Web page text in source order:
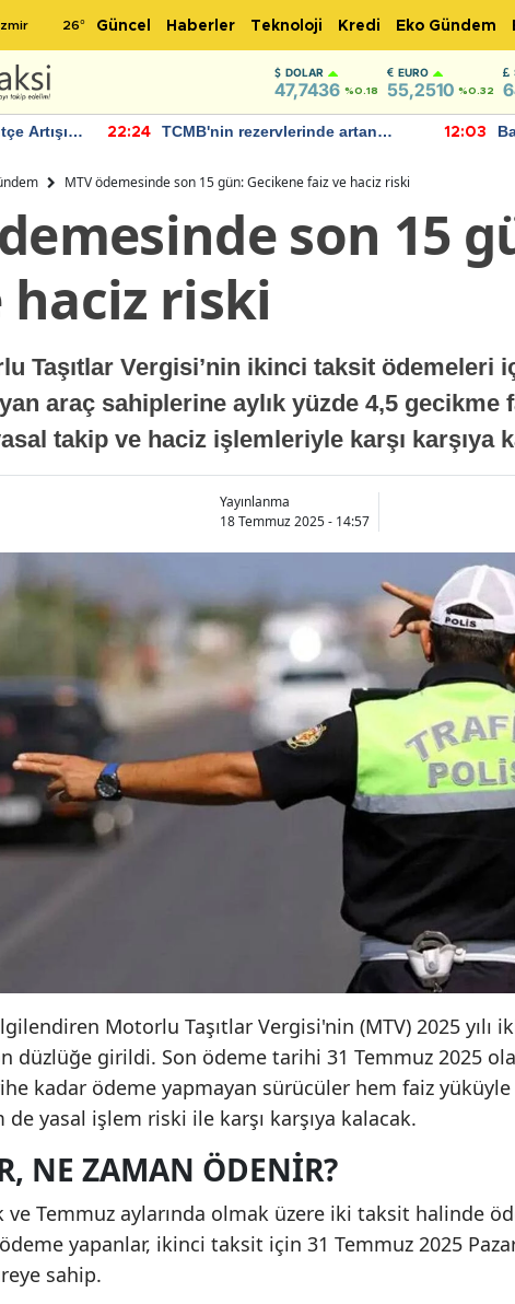
26° Güncel Haberler Teknoloji Kredi Eko Gündem
DOLAR
47,7436 %0.18
EURO
55,2510 %0.32
Artışı
22:24
TCMB'nin rezervlerinde artan
12:03
MTV ödemesinde son 15 gün: Gecikene faiz ve haciz riski
son 15
haciz riski
Taşıtlar Vergisi’nin ikinci taksit ödemeleri
araç sahiplerine aylık yüzde 4,5
takip ve haciz işlemleriyle karşı karşıya
Yayınlanma
18 Temmuz 2025 - 14:57
Motorlu Taşıtlar Vergisi'nin (MTV) 2025 yılı
düzlüğe girildi. Son ödeme tarihi 31 Temmuz 2025
kadar ödeme yapmayan sürücüler hem faiz yüküyle
de yasal işlem riski ile karşı karşıya kalacak.
NE ZAMAN ÖDENIR?
ve Temmuz aylarında olmak üzere iki taksit halinde
yapanlar, ikinci taksit için 31 Temmuz 2025
sahip.